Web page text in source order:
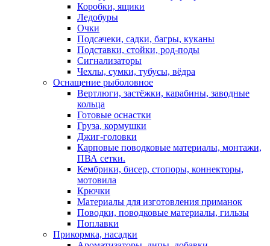
Коробки, ящики
Ледобуры
Очки
Подсачеки, садки, багры, куканы
Подставки, стойки, род-поды
Сигнализаторы
Чехлы, сумки, тубусы, вёдра
Оснащение рыболовное
Вертлюги, застёжки, карабины, заводные
кольца
Готовые оснастки
Груза, кормушки
Джиг-головки
Карповые поводковые материалы, монтажи,
ПВА сетки.
Кембрики, бисер, стопоры, коннекторы,
мотовила
Крючки
Материалы для изготовления приманок
Поводки, поводковые материалы, гильзы
Поплавки
Прикормка, насадки